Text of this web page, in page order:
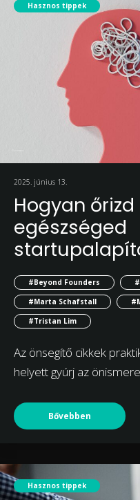
Hasznos tippek
2025. június 13.
Hogyan
egészséged
#Beyond Founders
#Marta Schafstall
#Tristan Lim
Az önsegítő cikkek
helyett gyúrj az
Bővebben
Hasznos tippek